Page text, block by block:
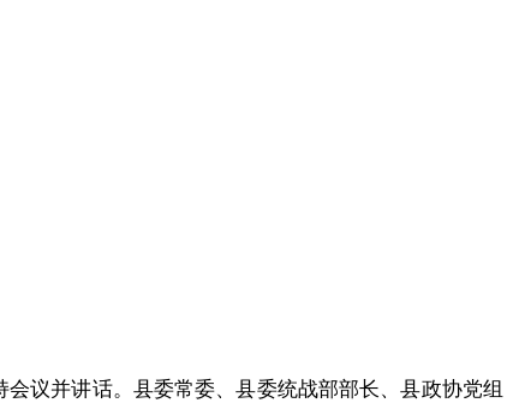
议并讲话。县委常委、县委统战部部长、县政协党组